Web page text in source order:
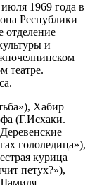
1969 года в
Республики
отделение
и
театре.
Хабир
(Г.Исхаки.
гололедица»),
курица
петух?»),